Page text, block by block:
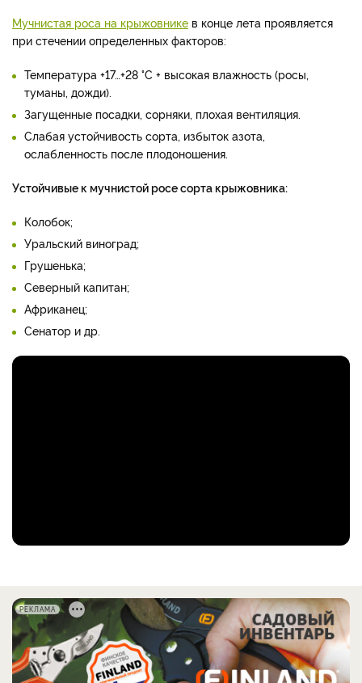
Мучнистая роса на крыжовнике в конце лета проявляется
при стечении определенных факторов:
Температура +17…+28 °C + высокая влажность (росы,
туманы, дожди).
Загущенные посадки, сорняки, плохая вентиляция.
Слабая устойчивость сорта, избыток азота,
ослабленность после плодоношения.
Устойчивые к мучнистой росе сорта крыжовника:
Колобок;
Уральский виноград;
Грушенька;
Северный капитан;
Африканец;
Сенатор и др.
РЕКЛАМА